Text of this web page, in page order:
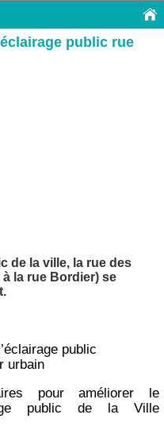
public rue
de la ville, la rue des
la rue Bordier) se
public
urbain
pour améliorer le
public de la Ville